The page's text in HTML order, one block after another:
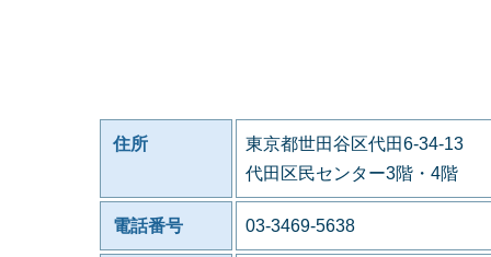
住所
東京都世田谷区代田6-34-13
代田区民センター3階・4階
電話番号 03-3469-5638